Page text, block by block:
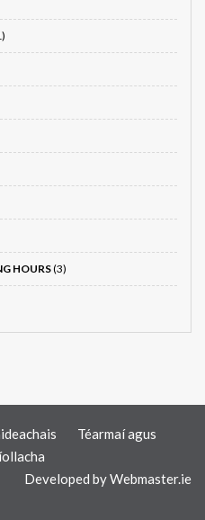
HOURS(3)
Téarmaí agus
Developed byWebmaster.ie